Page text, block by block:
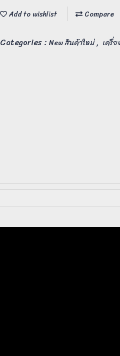
Add to wishlist Compare
Categories : New สินค้าใหม่, เครื่